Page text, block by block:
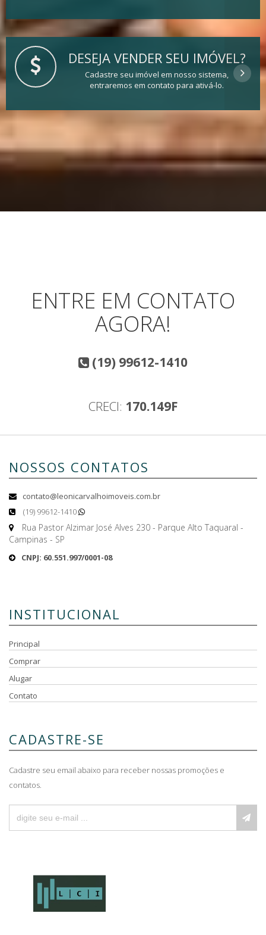
DESEJA VENDER SEU IMÓVEL?
Cadastre seu imóvel em nosso sistema,
entraremos em contato para ativá-lo.
ENTRE EM CONTATO
AGORA!
(19) 99612-1410
CRECI: 170.149F
NOSSOS CONTATOS
contato@leonicarvalhoimoveis.com.br
(19) 99612-1410
Rua Pastor Alzimar José Alves 230 - Parque Alto Taquaral -
Campinas - SP
CNPJ: 60.551.997/0001-08
INSTITUCIONAL
Principal
Comprar
Alugar
Contato
CADASTRE-SE
Cadastre seu email abaixo para receber nossas promoções e
contatos.